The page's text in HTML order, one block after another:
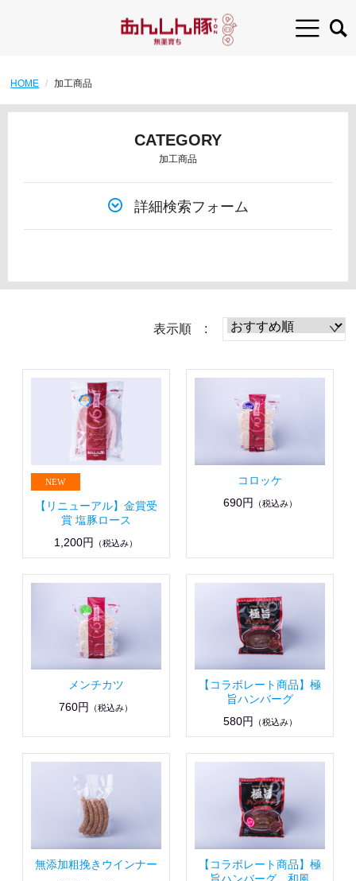
HOME 加工商品
CATEGORY
加工商品
詳細検索フォーム
表示順 :
【リニューアル】金賞受
賞 塩豚ロース
1,200円
（税込み）
コロッケ
690円
（税込み）
メンチカツ
760円
（税込み）
【コラボレート商品】極
旨ハンバーグ
580円
（税込み）
無添加粗挽きウインナー
【コラボレート商品】極